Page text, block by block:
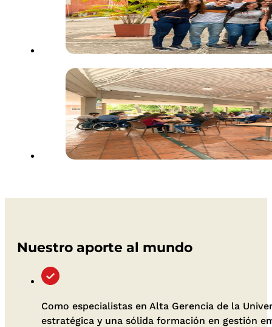
Nuestro aporte al mundo
Como especialistas en Alta Gerencia de la
estratégica y una sólida formación en gestión